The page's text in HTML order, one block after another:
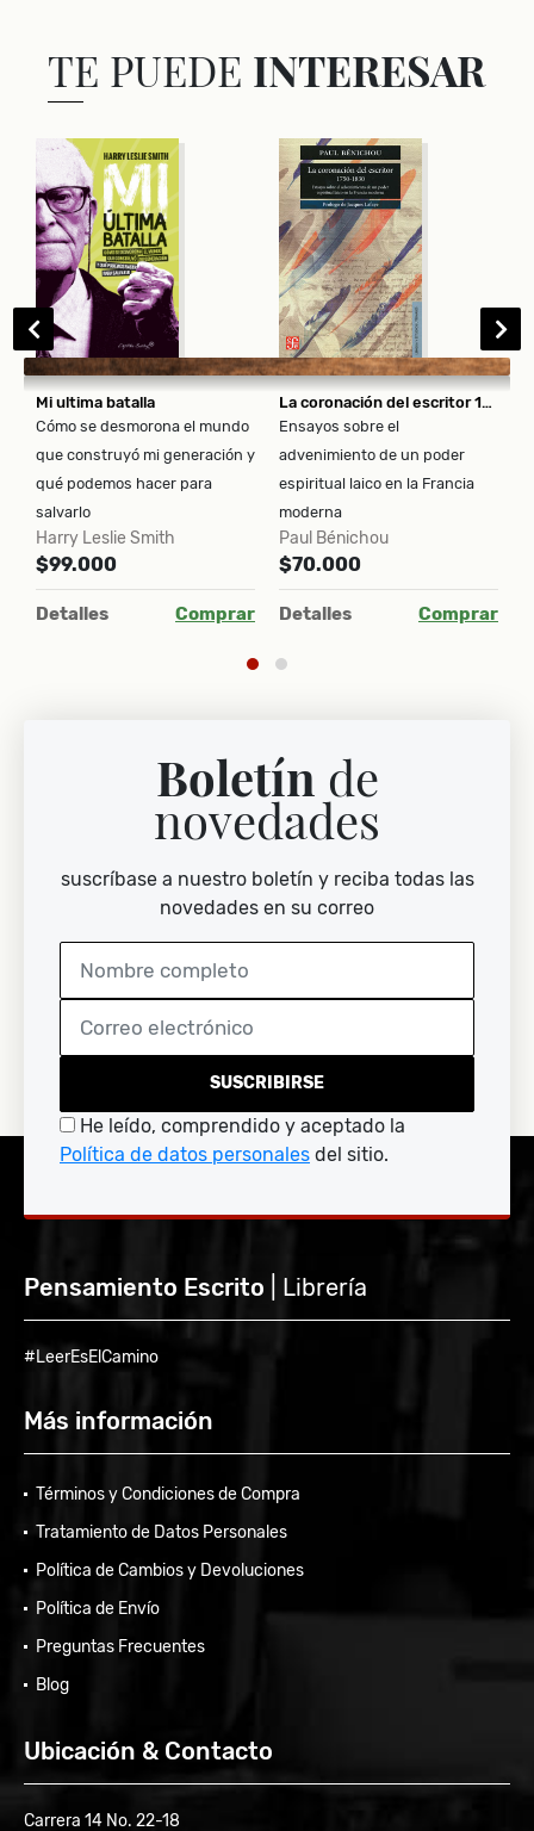
TE PUEDE INTERESAR
Mi ultima batalla
Cómo se desmorona el mundo
que construyó mi generación y
qué podemos hacer para
salvarlo
Harry Leslie Smith
$99.000
Detalles Comprar
La coronación del escritor 1750-1830.
Ensayos sobre el
advenimiento de un poder
espiritual laico en la Francia
moderna
Paul Bénichou
$70.000
Detalles Comprar
Boletín de
novedades
suscríbase a nuestro boletín y reciba todas las
novedades en su correo
SUSCRIBIRSE
He leído, comprendido y aceptado la
Política de datos personales del sitio.
Pensamiento Escrito | Librería
#LeerEsElCamino
Más información
Términos y Condiciones de Compra
Tratamiento de Datos Personales
Política de Cambios y Devoluciones
Política de Envío
Preguntas Frecuentes
Blog
Ubicación & Contacto
Carrera 14 No. 22-18